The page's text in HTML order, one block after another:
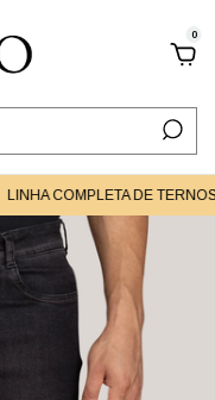
0
LINHA COMPLETA DE